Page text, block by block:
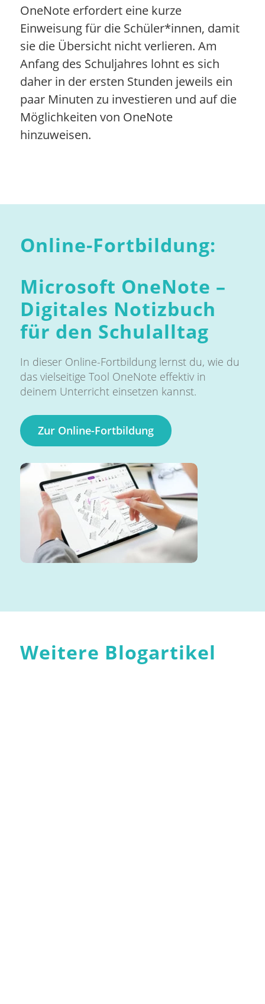
OneNote erfordert eine kurze
Einweisung für die Schüler*innen, damit
sie die Übersicht nicht verlieren. Am
Anfang des Schuljahres lohnt es sich
daher in der ersten Stunden jeweils ein
paar Minuten zu investieren und auf die
Möglichkeiten von OneNote
hinzuweisen.
Online-Fortbildung:
Microsoft OneNote –
Digitales Notizbuch
für den Schulalltag
In dieser Online-Fortbildung lernst du, wie du
das vielseitige Tool OneNote effektiv in
deinem Unterricht einsetzen kannst.
Zur Online-Fortbildung
Weitere Blogartikel